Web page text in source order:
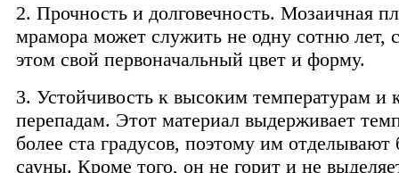
2. Прочность и долговечность. Мозаичная
мрамора может служить не одну сотню лет,
этом свой первоначальный цвет и форму.
3. Устойчивость к высоким температурам и
перепадам. Этот материал выдерживает
более ста градусов, поэтому им отделывают
сауны. Кроме того, он не горит и не